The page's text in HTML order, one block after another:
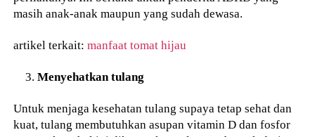
masih anak-anak maupun yang sudah dewasa.
artikel terkait:manfaat tomat hijau
Menyehatkan tulang
Untuk menjaga kesehatan tulang supaya tetap sehat dan
kuat, tulang membutuhkan asupan vitamin D dan fosfor